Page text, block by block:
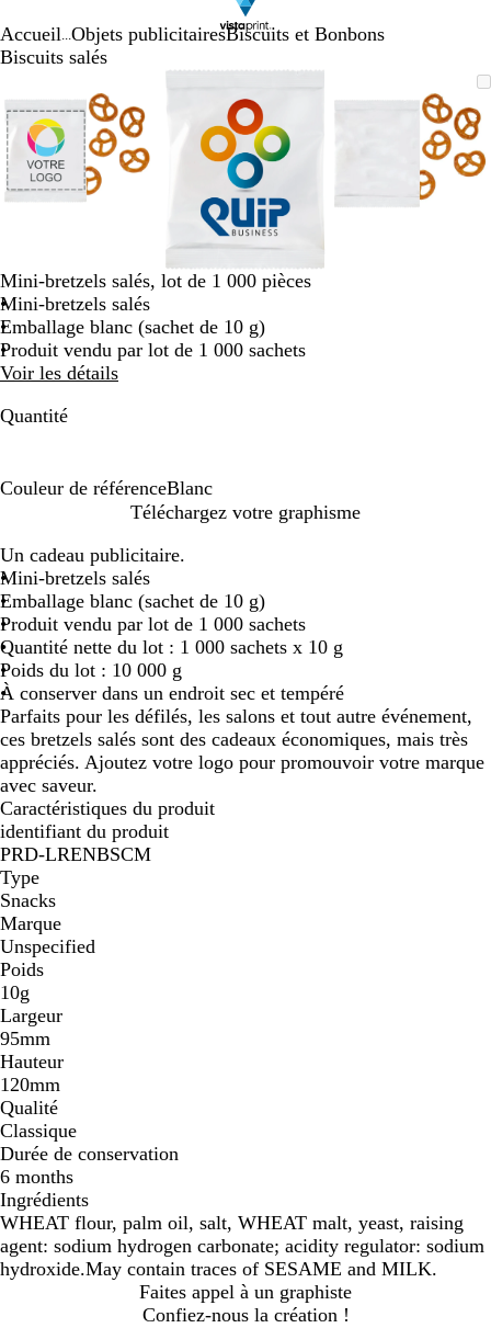
Accueil Objets publicitairesBiscuits et Bonbons
Biscuits salés
zoomable
au
minimum
pour
développer
les
touches
plus
et
moins
les
touches
fléchées
pour
faire
zoomable
au
minimum
pour
développer
les
touches
plus
et
moins
pour
zoomer
et
les
fléchées
pour
zoomable
au
minimum
pour
les
touches
plus
et
moins
1
sur
3
Mini-bretzels salés, lot de 1 000 pièces
Mini-bretzels salés
Emballage blanc (sachet de 10 g)
Produit vendu par lot de 1 000 sachets
Voir les détails
Quantité
Couleur de référenceBlanc
a
n
c
Téléchargez votre graphisme
Un cadeau publicitaire.
Mini-bretzels salés
Emballage blanc (sachet de 10 g)
Produit vendu par lot de 1 000 sachets
Quantité nette du lot : 1 000 sachets x 10 g
Poids du lot : 10 000 g
À conserver dans un endroit sec et tempéré
Parfaits pour les défilés, les salons et tout autre événement,
ces bretzels salés sont des cadeaux économiques, mais très
appréciés. Ajoutez votre logo pour promouvoir votre marque
avec saveur.
Caractéristiques du produit
identifiant du produit
PRD-LRENBSCM
Type
Snacks
Marque
Unspecified
Poids
10g
Largeur
95mm
Hauteur
120mm
Qualité
Classique
Durée de conservation
6 months
Ingrédients
WHEAT flour, palm oil, salt, WHEAT malt, yeast, raising
agent: sodium hydrogen carbonate; acidity regulator: sodium
hydroxide.May contain traces of SESAME and MILK.
Faites appel à un graphiste
Confiez-nous la création !